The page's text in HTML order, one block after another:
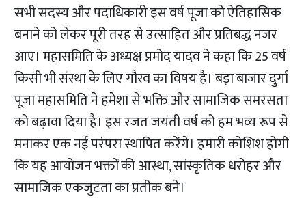
सभी सदस्य और पदाधिकारी इस वर्ष पूजा को ऐतिहासिक
बनाने को लेकर पूरी तरह से उत्साहित और प्रतिबद्ध नजर
आए। महासमिति के अध्यक्ष प्रमोद यादव ने कहा कि 25 वर्ष
किसी भी संस्था के लिए गौरव का विषय है। बड़ा बाजार दुर्गा
पूजा महासमिति ने हमेशा से भक्ति और सामाजिक समरसता
को बढ़ावा दिया है। इस रजत जयंती वर्ष को हम भव्य रूप से
मनाकर एक नई परंपरा स्थापित करेंगे। हमारी कोशिश होगी
कि यह आयोजन भक्तों की आस्था, सांस्कृतिक धरोहर और
सामाजिक एकजुटता का प्रतीक बने।